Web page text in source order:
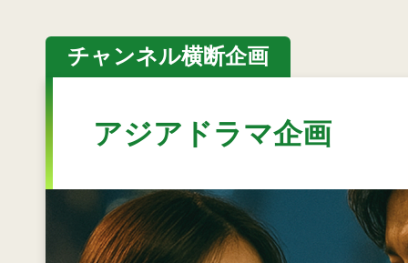
チャンネル横断企画
アジアドラマ企画